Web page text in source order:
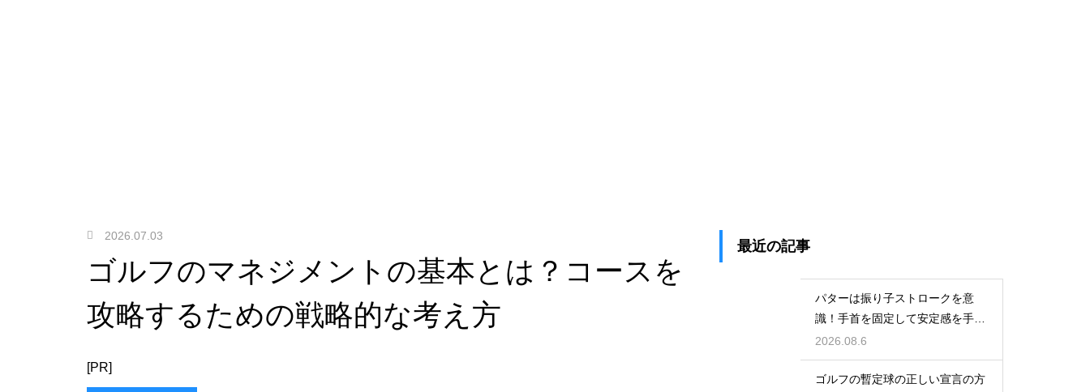
2026.07.03
ゴルフのマネジメントの基本とは？コースを
攻略するための戦略的な考え方
[PR]
最近の記事
パターは振り子ストロークを意
識！手首を固定して安定感を手に
入れる
2026.08.6
ゴルフの暫定球の正しい宣言の方